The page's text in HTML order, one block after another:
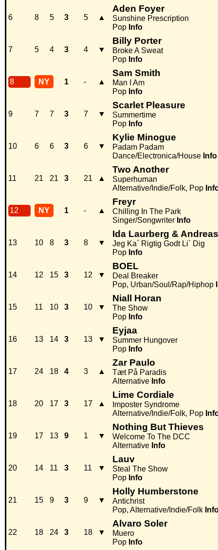
6 8 5 3 5 ▲
Aden Foyer
Sunshine Prescription
Pop Info
7 5 4 3 4 ▼
Billy Porter
Broke A Sweat
Pop Info
8 NY 1 - ▲
Sam Smith
Man I Am
Pop Info
9 7 7 3 7 ▼
Scarlet Pleasure
Summertime
Pop Info
10 6 6 3 6 ▼
Kylie Minogue
Padam Padam
Dance/Electronica/House Info
11 21 21 3 21 ▲
Two Another
Superhuman
Alternative/Indie/Folk, Pop
12 NY 1 - ▲
Freyr
Chilling In The Park
Singer/Songwriter Info
13 10 8 3 8 ▼
Ida Laurberg &
Jeg Ka` Rigtig Godt Li` Dig
Pop Info
14 12 15 3 12 ▼
BOEL
Deal Breaker
Pop, Urban/Soul/Rap/Hiphop
15 11 10 3 10 ▼
Niall Horan
The Show
Pop Info
16 13 14 3 13 ▼
Eyjaa
Summer Hungover
Pop Info
17 24 18 4 3 ▲
Zar Paulo
Tæt På Paradis
Alternative Info
18 20 17 3 17 ▲
Lime Cordiale
Imposter Syndrome
Alternative/Indie/Folk, Pop
19 17 13 9 1 ▼
Nothing But Thieves
Welcome To The DCC
Alternative Info
20 14 11 3 11 ▼
Lauv
Steal The Show
Pop Info
21 15 9 3 9 ▼
Holly Humberstone
Antichrist
Pop, Alternative/Indie/Folk
22 18 24 3 18 ▼
Alvaro Soler
Muero
Pop Info